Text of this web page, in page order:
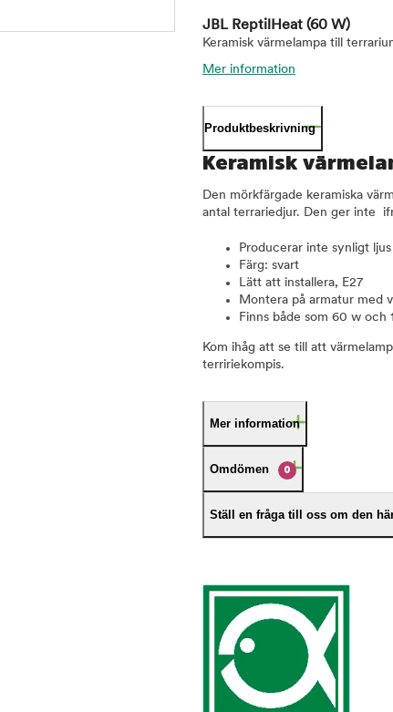
JBL ReptilHeat (60 W)
Keramisk värmelampa till
Mer information
Produktbeskrivning
Keramisk
Den mörkfärgade keramiska
antal terrariedjur. Den ger inte
Producerar inte synligt ljus
Färg: svart
Lätt att installera, E27
Montera på armatur med
Finns både som 60 w och
Kom ihåg att se till att
terririekompis.
Mer information
Omdömen 0
Ställ en fråga till oss om den